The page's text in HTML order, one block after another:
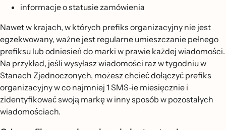
informacje o statusie zamówienia
Nawet w krajach, w których prefiks organizacyjny nie jest
egzekwowany, ważne jest regularne umieszczanie pełnego
prefiksu lub odniesień do marki w prawie każdej wiadomości.
Na przykład, jeśli wysyłasz wiadomości raz w tygodniu w
Stanach Zjednoczonych, możesz chcieć dołączyć prefiks
organizacyjny w co najmniej 1 SMS-ie miesięcznie i
zidentyfikować swoją markę w inny sposób w pozostałych
wiadomościach.